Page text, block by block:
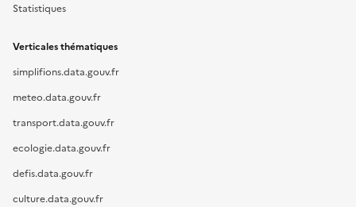
Statistiques
Verticales thématiques
simplifions.data.gouv.fr
meteo.data.gouv.fr
transport.data.gouv.fr
ecologie.data.gouv.fr
defis.data.gouv.fr
culture.data.gouv.fr